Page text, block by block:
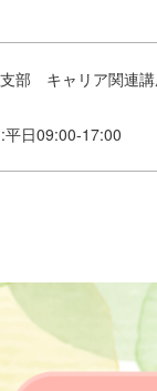
部 キャリア関連
日09:00-17:00